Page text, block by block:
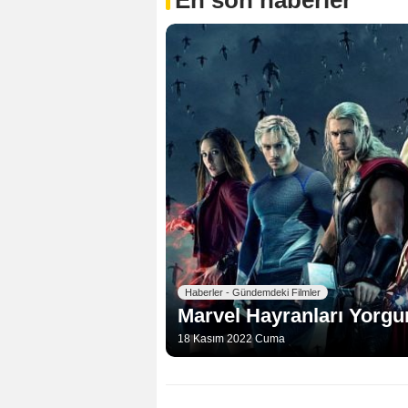
Haberler - Gündemdeki Filmler
Marvel Hayranları
18 Kasım 2022 Cuma